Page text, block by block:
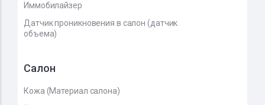
Иммобилайзер
Датчик проникновения в салон (датчик
объема)
Салон
Кожа (Материал салона)